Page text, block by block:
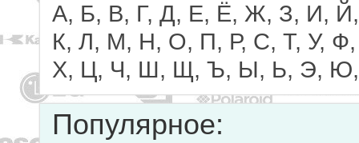
А, Б, В, Г, Д, Е, Ё, Ж, З, И, Й,
К, Л, М, Н, О, П, Р, С, Т, У, Ф,
Х, Ц, Ч, Ш, Щ, Ъ, Ы, Ь, Э,
Популярное: